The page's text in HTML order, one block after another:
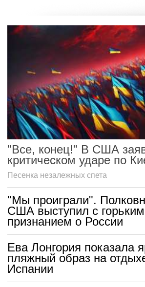
"Все, конец!" В США
критическом ударе по
Песенка незалежных спета
"Мы проиграли".
США выступил с горьким
признанием о России
Ева Лонгория показала
пляжный образ на
Испании